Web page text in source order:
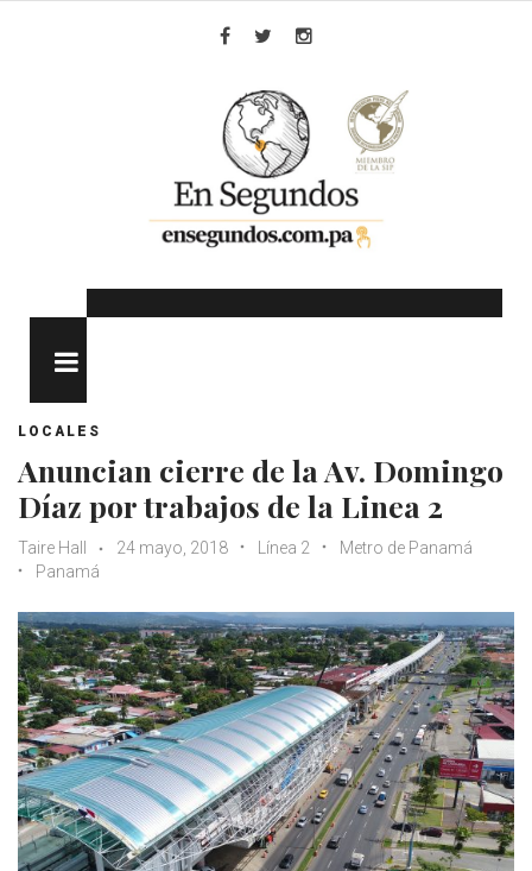
LOCALES
Anuncian cierre de la Av. Domingo
Díaz por trabajos de la Linea 2
Taire Hall 24 mayo, 2018 Línea 2
Metro de Panamá
Panamá